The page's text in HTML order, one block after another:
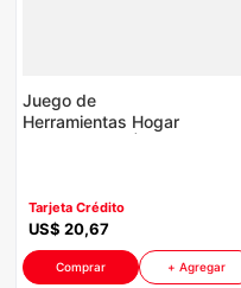
Juego de
Herramientas Hogar
Tarjeta Crédito
US$ 20,67
Comprar + Agregar